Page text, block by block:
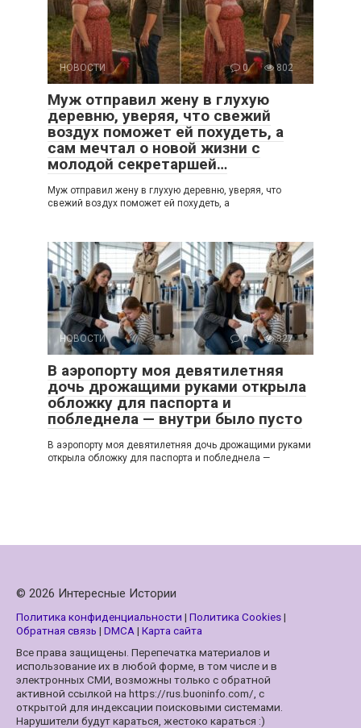
НОВОСТИ 0 802
Муж отправил жену в глухую
деревню, уверяя, что свежий
воздух поможет ей похудеть, а
сам мечтал о новой жизни с
молодой секретаршей…
Муж отправил жену в глухую деревню, уверяя, что
свежий воздух поможет ей похудеть, а
НОВОСТИ 0 327
В аэропорту моя девятилетняя
дочь дрожащими руками открыла
обложку для паспорта и
побледнела — внутри было пусто
В аэропорту моя девятилетняя дочь дрожащими руками
открыла обложку для паспорта и побледнела —
© 2026 Интересные Истории
Политика конфиденциальности | Политика Cookies|
Обратная связь | DMCA | Карта сайта
Все права защищены. Перепечатка материалов и
использование их в любой форме, в том числе и в
электронных СМИ, возможны только с обратной
активной ссылкой на https://rus.buoninfo.com/, с
открытой для индексации поисковыми системами.
Нарушители будут караться, жестоко караться :)